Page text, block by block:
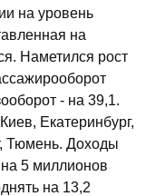
на уровень
на
Наметился рост
- на 39,1.
Екатеринбург,
Тюмень. Доходы
5 миллионов
на 13,2